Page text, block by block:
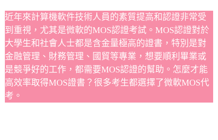
近年來計算機軟件技術人員的素質提高和認證非常受
到重視，尤其是微軟的MOS認證考試。MOS認證對於
大學生和社會人士都是含金量極高的證書，特別是對
金融管理、財務管理、國貿等專業，想要順利畢業或
是競爭好的工作，都需要MOS認證的幫助。怎麼才能
高效率取得MOS證書？很多考生都選擇了微軟MOS代
考。